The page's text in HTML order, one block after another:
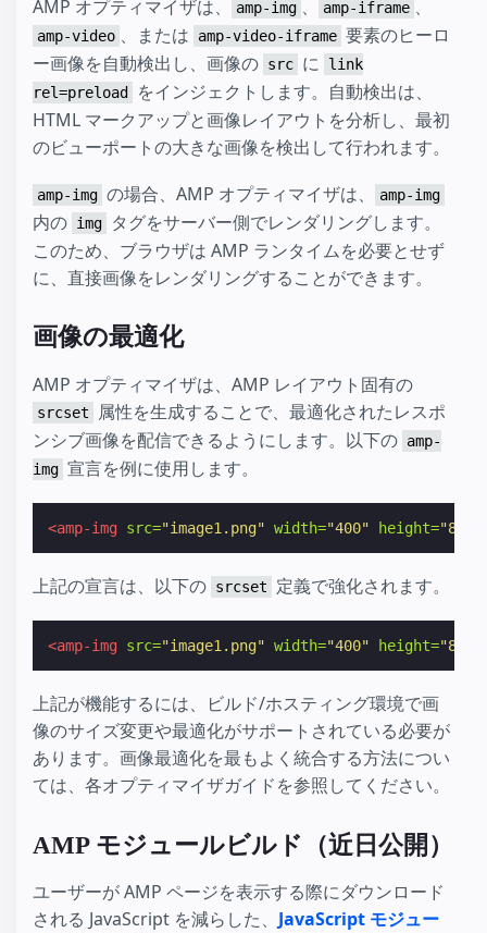
AMP オプティマイザは、 amp-img 、 amp-iframe 、
amp-video 、または amp-video-iframe 要素のヒーロ
ー画像を自動検出し、画像の src に
link
rel=preload
をインジェクトします。自動検出は、
HTML マークアップと画像レイアウトを分析し、最初
のビューポートの大きな画像を検出して行われます。
amp-img の場合、AMP オプティマイザは、 amp-img
内の img
タグをサーバー側でレンダリングします。
このため、ブラウザは AMP ランタイムを必要とせず
に、直接画像をレンダリングすることができます。
画像の最適化
AMP オプティマイザは、AMP レイアウト固有の
srcset
属性を生成することで、最適化されたレスポ
ンシブ画像を配信できるようにします。以下の amp-
img 宣言を例に使用します。
<amp-img src="image1.png" width="400" height="800"
上記の宣言は、以下の srcset 定義で強化されます。
<amp-img src="image1.png" width="400" height="800"
上記が機能するには、ビルド/ホスティング環境で画
像のサイズ変更や最適化がサポートされている必要が
あります。画像最適化を最もよく統合する方法につい
ては、各オプティマイザガイドを参照してください。
AMP モジュールビルド（近日公開）
ユーザーが AMP ページを表示する際にダウンロード
される JavaScript を減らした、 JavaScript モジュー